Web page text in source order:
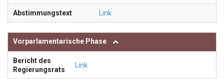
Abstimmungstext Link
Vorparlamentarische Phase
Bericht des
Regierungsrats
Link